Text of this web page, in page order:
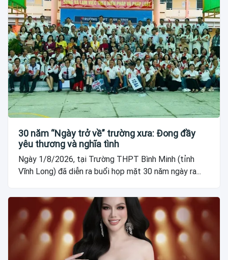
30 năm “Ngày trở về” trường xưa: Đong đầy
yêu thương và nghĩa tình
Ngày 1/8/2026, tại Trường THPT Bình Minh (tỉnh
Vĩnh Long) đã diễn ra buổi họp mặt 30 năm ngày ra...